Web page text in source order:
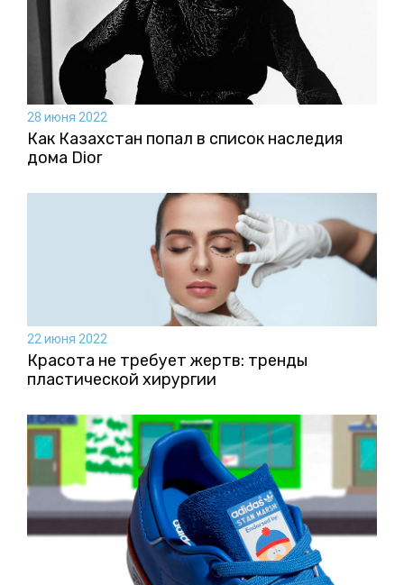
28 июня 2022
Как Казахстан попал в список наследия
дома Dior
22 июня 2022
Красота не требует жертв: тренды
пластической хирургии